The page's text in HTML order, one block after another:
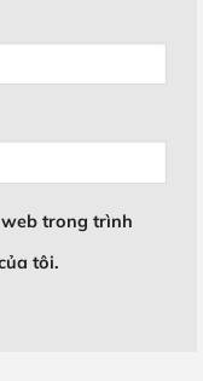
trong trình
tôi.